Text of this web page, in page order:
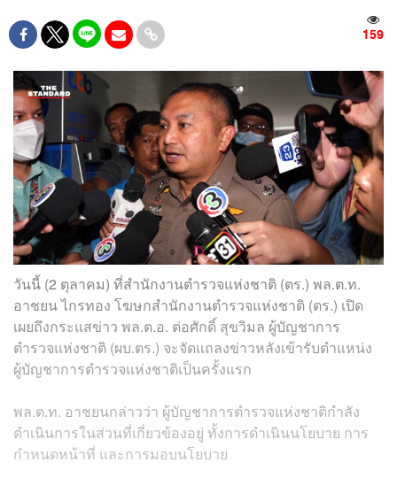
159
วันนี้ (2 ตุลาคม) ที่สำนักงานตำรวจแห่งชาติ (ตร.) พล.ต.ท.
อาชยน ไกรทอง โฆษกสำนักงานตำรวจแห่งชาติ (ตร.) เปิด
เผยถึงกระแสข่าว พล.ต.อ. ต่อศักดิ์ สุขวิมล ผู้บัญชาการ
ตำรวจแห่งชาติ (ผบ.ตร.) จะจัดแถลงข่าวหลังเข้ารับตำแหน่ง
ผู้บัญชาการตำรวจแห่งชาติเป็นครั้งแรก
พล.ต.ท. อาชยนกล่าวว่า ผู้บัญชาการตำรวจแห่งชาติกำลัง
ดำเนินการในส่วนที่เกี่ยวข้องอยู่ ทั้งการดำเนินนโยบาย การ
กำหนดหน้าที่ และการมอบนโยบาย